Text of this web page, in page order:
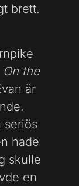
brett.
On the
är
seriös
hade
skulle
en